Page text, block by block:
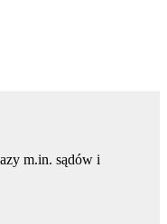
m.in. sądów i